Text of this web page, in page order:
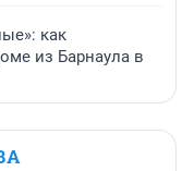
как
из Барнаула в